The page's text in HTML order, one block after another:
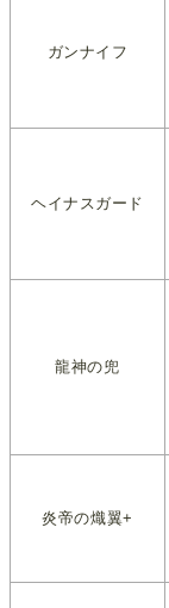
ガンナイフ
ヘイナスガード
龍神の兜
炎帝の熾翼+